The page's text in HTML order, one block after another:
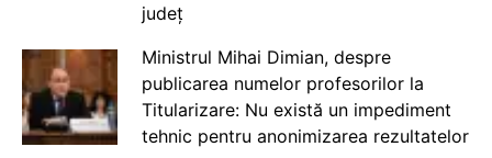
județ
Ministrul Mihai Dimian, despre
publicarea numelor profesorilor la
Titularizare: Nu există un impediment
tehnic pentru anonimizarea rezultatelor